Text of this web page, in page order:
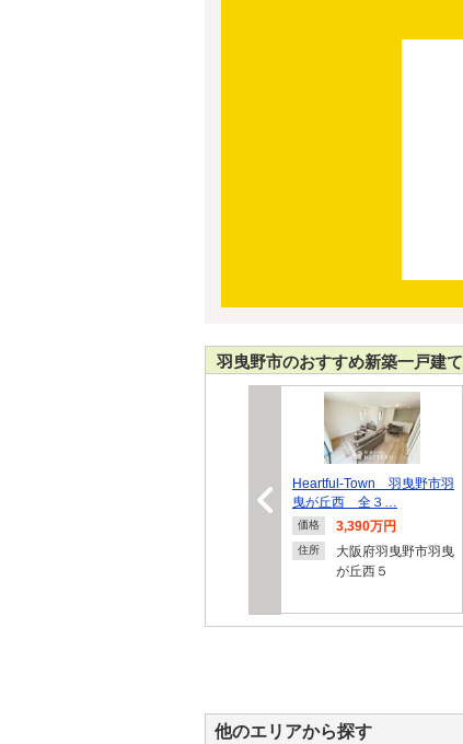
羽曳野市のおすすめ新築一戸建て
Heartful-Town 羽曳野市羽
曳が丘西 全３…
価格 3,390万円
住所
大阪府羽曳野市羽曳
が丘西５
他のエリアから探す